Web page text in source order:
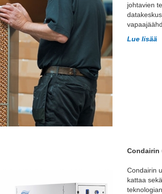
johtavien
Lue lisää
Condairin
Condairin
kattaa